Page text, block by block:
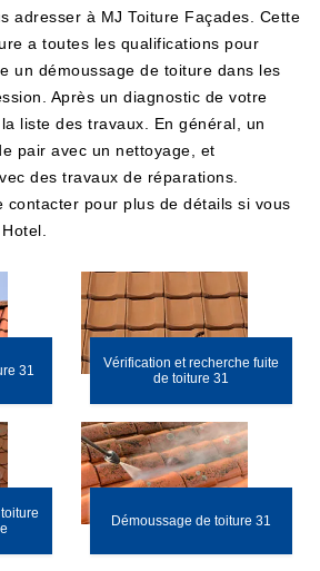
adresser à MJ Toiture Façades. Cette
a toutes les qualifications pour
un démoussage de toiture dans les
Après un diagnostic de votre
liste des travaux. En général, un
pair avec un nettoyage, et
des travaux de réparations.
contacter pour plus de détails si vous
31
Vérification et recherche fuite
de toiture 31
Démoussage de toiture 31